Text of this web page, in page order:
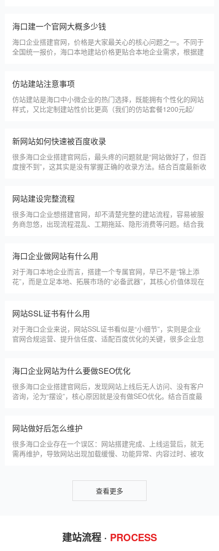
实用的挑选技巧，帮大家轻松选到靠谱的建站团队。第一，优先
选择深耕建站行业多年
海口建一个官网大概多少钱
海口企业搭建官网，价格是大家最关心的核心问题之一。不同于
全国统一报价，海口本地建站价格更贴合本地企业需求，根据建
费，完全符合本地企业的预算需求。目前，我们针对海口本地企
业，推出4类核心建站套餐
仿站建站注意事项
仿站建站是海口中小微企业的热门选择，既能拥有个性化的网站
样式，又比定制建站性价比更高（我们的仿站套餐1200元起/
得不偿失。结合百度最新算法和本地企业的实际踩坑案例，今天
详细梳理仿站建站的核心注
新网站如何快速被百度收录
很多海口企业搭建官网后，最头疼的问题就是“网站做好了，但百
度搜不到”，这其实是没有掌握正确的收录方法。结合百度最新收
操作。第一，完善网站基础信息，确保符合百度抓取规则。首
先，确认网站域名已
网站建设完整流程
很多海口企业想搭建官网，却不清楚完整的建站流程，容易被服
务商忽悠，出现流程混乱、工期拖延、隐形消费等问题。结合我
助海口企业理清思路，顺利完成建站，避免踩坑。第一步，需求
沟通与方案确定。这是
海口企业做网站有什么用
对于海口本地企业而言，搭建一个专属官网，早已不是“锦上添
花”，而是立足本地、拓展市场的“必备武器”，其核心价值体现在
店有营业时间限制，官网24小时在线，无论海口本地客户是白天
咨询、深夜了解
网站SSL证书有什么用
对于海口企业来说，网站SSL证书看似是“小细节”，实则是企业
官网合规运营、提升信任度、适配百度优化的关键，很多企业忽
细解读SSL证书的核心作用，帮助企业避开误区、正确使用。首
先，SSL证书最核心的
海口企业网站为什么要做SEO优化
很多海口企业搭建官网后，发现网站上线后无人访问、没有客户
咨询，沦为“摆设”，核心原因就是没有做SEO优化。结合百度最
合理的优化，让网站获得更多本地精准流量，实现被动获客，提
升线上竞争力。首先，S
网站做好后怎么维护
很多海口企业存在一个误区：网站搭建完成、上线运营后，就无
需再维护，导致网站出现加载缓慢、功能异常、内容过时、被攻
是契合百度优化算法的关键，结合我们的建站套餐（所有套餐均
查看更多
建站流程 · PROCESS